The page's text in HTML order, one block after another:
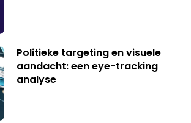
Politieke targeting en visuele
aandacht: een eye-tracking
analyse